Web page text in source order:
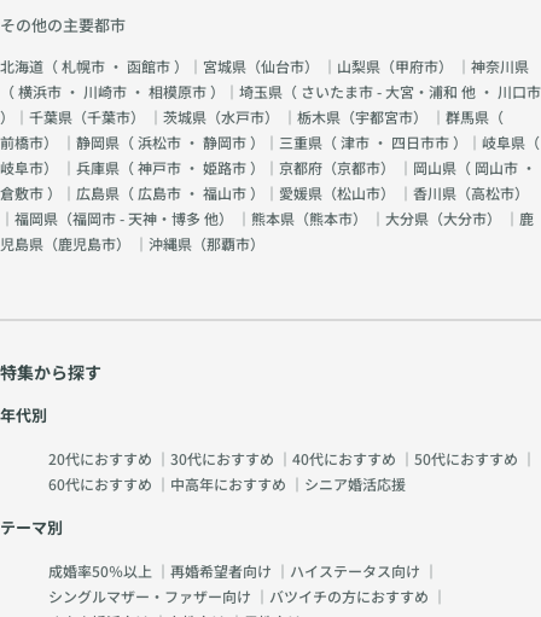
その他の主要都市
北海道（札幌市 ・ 函館市）｜宮城県（仙台市） ｜山梨県（甲府市） ｜神奈川県
（横浜市 ・ 川崎市 ・ 相模原市）｜埼玉県（ さいたま市 - 大宮・浦和 他 ・ 川口市
）｜千葉県（千葉市） ｜茨城県（水戸市） ｜栃木県（宇都宮市） ｜群馬県（
前橋市） ｜静岡県（浜松市 ・ 静岡市）｜三重県（津市 ・ 四日市市）｜岐阜県（
岐阜市） ｜兵庫県（神戸市 ・ 姫路市）｜京都府（京都市） ｜岡山県（ 岡山市 ・
倉敷市）｜広島県（ 広島市 ・ 福山市）｜愛媛県（松山市） ｜香川県（高松市）
｜福岡県（福岡市 - 天神・博多 他） ｜熊本県（熊本市） ｜大分県（大分市） ｜鹿
児島県（鹿児島市） ｜沖縄県（那覇市）
特集から探す
年代別
20代におすすめ ｜ 30代におすすめ ｜ 40代におすすめ ｜ 50代におすすめ ｜
60代におすすめ ｜ 中高年におすすめ ｜ シニア婚活応援
テーマ別
成婚率50％以上 ｜ 再婚希望者向け ｜ ハイステータス向け ｜
シングルマザー・ファザー向け ｜ バツイチの方におすすめ ｜